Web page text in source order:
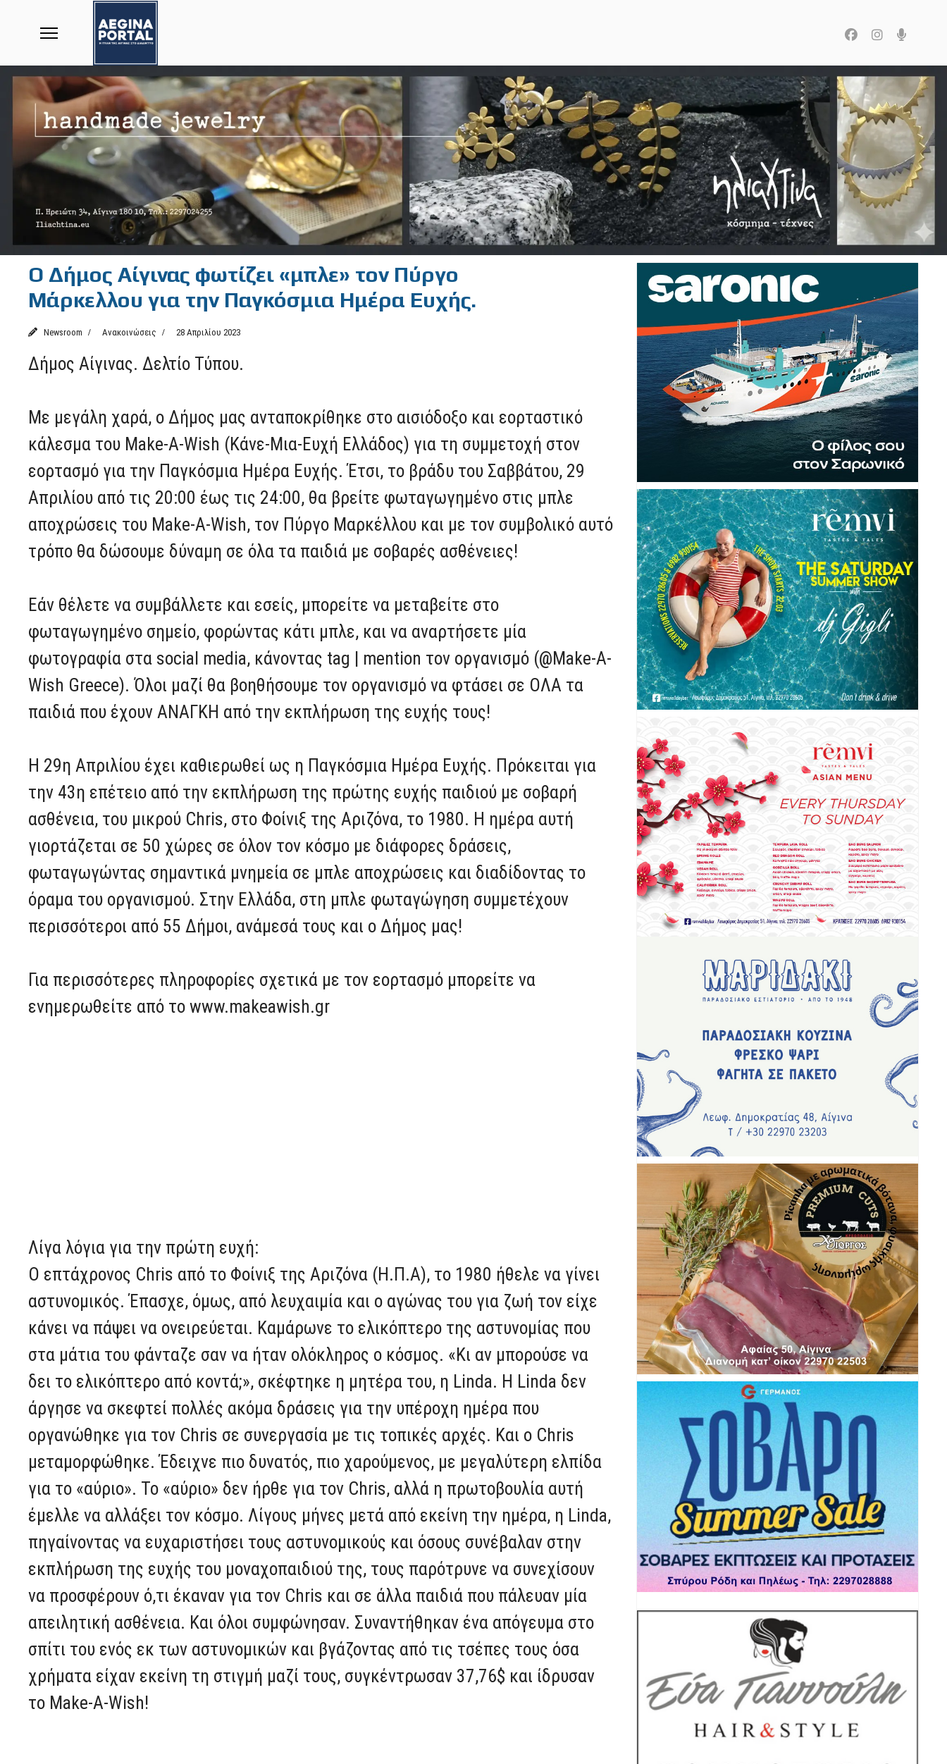
Ο Δήμος Αίγινας φωτίζει «μπλε» τον Πύργο
Μάρκελλου για την Παγκόσμια Ημέρα Ευχής.
Newsroom Ανακοινώσεις 28 Απριλίου 2023
Δήμος Αίγινας. Δελτίο Τύπου.
Με μεγάλη χαρά, ο Δήμος μας ανταποκρίθηκε στο αισιόδοξο και εορταστικό
κάλεσμα του Make-A-Wish (Κάνε-Μια-Ευχή Ελλάδος) για τη συμμετοχή στον
εορτασμό για την Παγκόσμια Ημέρα Ευχής. Έτσι, το βράδυ του Σαββάτου, 29
Απριλίου από τις 20:00 έως τις 24:00, θα βρείτε φωταγωγημένο στις μπλε
αποχρώσεις του Make-A-Wish, τον Πύργο Μαρκέλλου και με τον συμβολικό αυτό
τρόπο θα δώσουμε δύναμη σε όλα τα παιδιά με σοβαρές ασθένειες!
Εάν θέλετε να συμβάλλετε και εσείς, μπορείτε να μεταβείτε στο
φωταγωγημένο σημείο, φορώντας κάτι μπλε, και να αναρτήσετε μία
φωτογραφία στα social media, κάνοντας tag | mention τον οργανισμό (@Make-A-
Wish Greece). Όλοι μαζί θα βοηθήσουμε τον οργανισμό να φτάσει σε ΟΛΑ τα
παιδιά που έχουν ΑΝΑΓΚΗ από την εκπλήρωση της ευχής τους!
Η 29η Απριλίου έχει καθιερωθεί ως η Παγκόσμια Ημέρα Ευχής. Πρόκειται για
την 43η επέτειο από την εκπλήρωση της πρώτης ευχής παιδιού με σοβαρή
ασθένεια, του μικρού Chris, στο Φοίνιξ της Αριζόνα, το 1980. Η ημέρα αυτή
γιορτάζεται σε 50 χώρες σε όλον τον κόσμο με διάφορες δράσεις,
φωταγωγώντας σημαντικά μνημεία σε μπλε αποχρώσεις και διαδίδοντας το
όραμα του οργανισμού. Στην Ελλάδα, στη μπλε φωταγώγηση συμμετέχουν
περισσότεροι από 55 Δήμοι, ανάμεσά τους και ο Δήμος μας!
Για περισσότερες πληροφορίες σχετικά με τον εορτασμό μπορείτε να
ενημερωθείτε από το www.makeawish.gr
Λίγα λόγια για την πρώτη ευχή:
Ο επτάχρονος Chris από το Φοίνιξ της Αριζόνα (Η.Π.Α), το 1980 ήθελε να γίνει
αστυνομικός. Έπασχε, όμως, από λευχαιμία και ο αγώνας του για ζωή τον είχε
κάνει να πάψει να ονειρεύεται. Καμάρωνε το ελικόπτερο της αστυνομίας που
στα μάτια του φάνταζε σαν να ήταν ολόκληρος ο κόσμος. «Κι αν μπορούσε να
δει το ελικόπτερο από κοντά;», σκέφτηκε η μητέρα του, η Linda. Η Linda δεν
άργησε να σκεφτεί πολλές ακόμα δράσεις για την υπέροχη ημέρα που
οργανώθηκε για τον Chris σε συνεργασία με τις τοπικές αρχές. Και ο Chris
μεταμορφώθηκε. Έδειχνε πιο δυνατός, πιο χαρούμενος, με μεγαλύτερη ελπίδα
για το «αύριο». Το «αύριο» δεν ήρθε για τον Chris, αλλά η πρωτοβουλία αυτή
έμελλε να αλλάξει τον κόσμο. Λίγους μήνες μετά από εκείνη την ημέρα, η Linda,
πηγαίνοντας να ευχαριστήσει τους αστυνομικούς και όσους συνέβαλαν στην
εκπλήρωση της ευχής του μοναχοπαιδιού της, τους παρότρυνε να συνεχίσουν
να προσφέρουν ό,τι έκαναν για τον Chris και σε άλλα παιδιά που πάλευαν μία
απειλητική ασθένεια. Και όλοι συμφώνησαν. Συναντήθηκαν ένα απόγευμα στο
σπίτι του ενός εκ των αστυνομικών και βγάζοντας από τις τσέπες τους όσα
χρήματα είχαν εκείνη τη στιγμή μαζί τους, συγκέντρωσαν 37,76$ και ίδρυσαν
το Make-A-Wish!